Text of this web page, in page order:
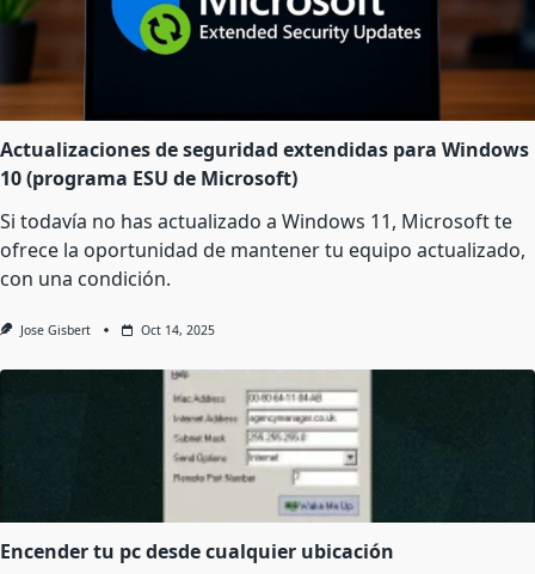
Actualizaciones de seguridad extendidas para Windows
10 (programa ESU de Microsoft)
Si todavía no has actualizado a Windows 11, Microsoft te
ofrece la oportunidad de mantener tu equipo actualizado,
con una condición.
Jose Gisbert Oct 14, 2025
Encender tu pc desde cualquier ubicación